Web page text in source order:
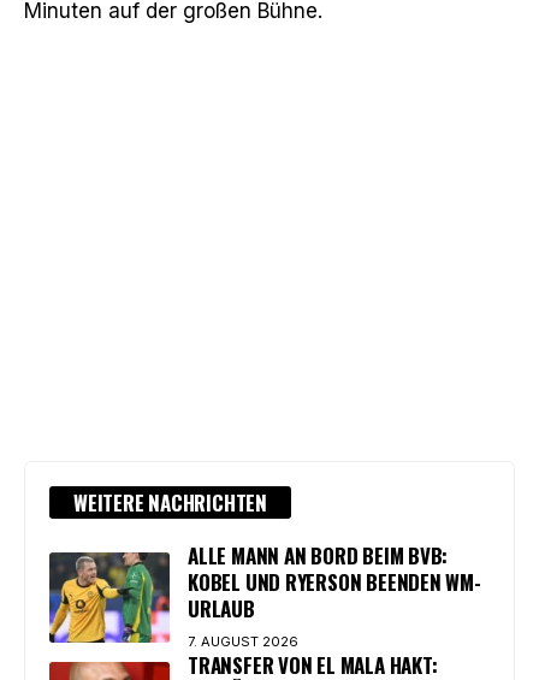
Minuten auf der großen Bühne.
WEITERE NACHRICHTEN
ALLE MANN AN BORD BEIM BVB:
KOBEL UND RYERSON BEENDEN WM-
URLAUB
7. AUGUST 2026
TRANSFER VON EL MALA HAKT: